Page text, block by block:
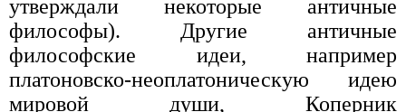
утверждали некоторые античные
философы). Другие античные
философские идеи, например
платоновско-неоплатоническую идею
мировой души, Коперник